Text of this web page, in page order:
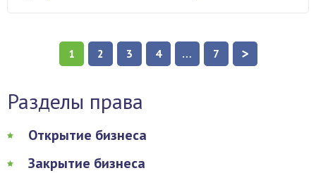
1 2 3 4 … 7 >
Разделы права
Открытие бизнеса
Закрытие бизнеса